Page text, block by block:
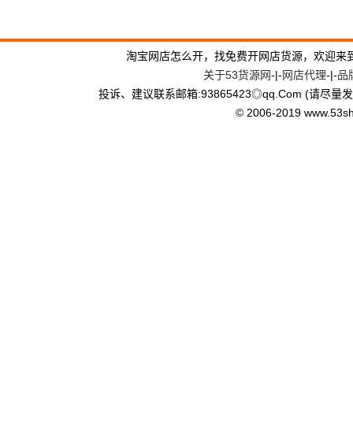
淘宝网店怎么开，找免费开网店货源，欢迎
关于53货源网-|-网店代理-|-品
投诉、建议联系邮箱:93865423◎qq.Com (请尽量
© 2006-2019